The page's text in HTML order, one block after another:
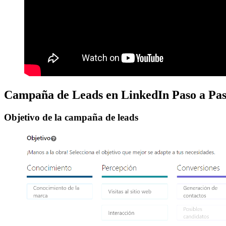
Campaña de Leads en LinkedIn Paso a
Objetivo de la campaña de leads